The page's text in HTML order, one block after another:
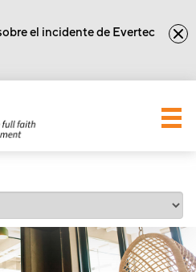
el incidente de Evertec
221571415